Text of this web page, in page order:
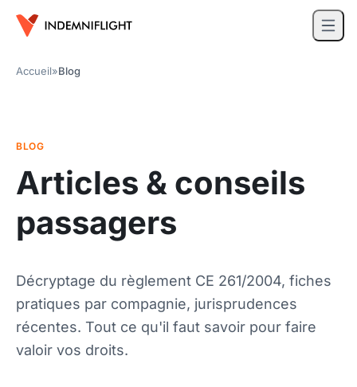
Accueil»Blog
BLOG
Articles & conseils
passagers
Décryptage du règlement CE 261/2004, fiches
pratiques par compagnie, jurisprudences
récentes. Tout ce qu'il faut savoir pour faire
valoir vos droits.